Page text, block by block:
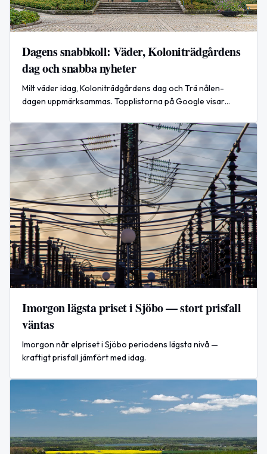
Dagens snabbkoll: Väder, Koloniträdgårdens
dag och snabba nyheter
Milt väder idag, Koloniträdgårdens dag och Trä nålen-
dagen uppmärksammas. Topplistorna på Google visar
Kyiv.
Imorgon lägsta priset i Sjöbo — stort prisfall
väntas
Imorgon når elpriset i Sjöbo periodens lägsta nivå —
kraftigt prisfall jämfört med idag.